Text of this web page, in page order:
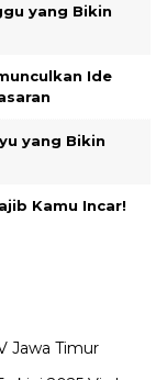
yang Bikin
Ide
yang Bikin
Kamu Incar!
Jawa Timur